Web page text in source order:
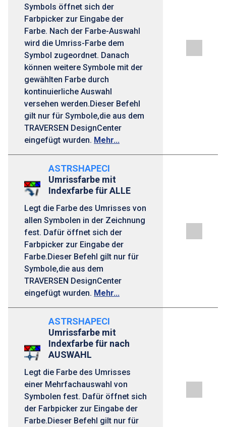
Symbols öffnet sich der
Farbpicker zur Eingabe der
Farbe. Nach der Farbe-Auswahl
wird die Umriss-Farbe dem
Symbol zugeordnet. Danach
können weitere Symbole mit der
gewählten Farbe durch
kontinuierliche Auswahl
versehen werden.Dieser Befehl
gilt nur für Symbole,die aus dem
TRAVERSEN DesignCenter
eingefügt wurden. Mehr...
ASTRSHAPECI
Umrissfarbe mit
Indexfarbe für ALLE
Legt die Farbe des Umrisses von
allen Symbolen in der Zeichnung
fest. Dafür öffnet sich der
Farbpicker zur Eingabe der
Farbe.Dieser Befehl gilt nur für
Symbole,die aus dem
TRAVERSEN DesignCenter
eingefügt wurden. Mehr...
ASTRSHAPECI
Umrissfarbe mit
Indexfarbe für nach
AUSWAHL
Legt die Farbe des Umrisses
einer Mehrfachauswahl von
Symbolen fest. Dafür öffnet sich
der Farbpicker zur Eingabe der
Farbe.Dieser Befehl gilt nur für